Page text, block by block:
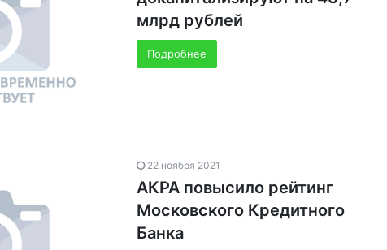
млрд рублей
Подробнее
22 ноября 2021
АКРА повысило рейтинг
Московского Кредитного
Банка